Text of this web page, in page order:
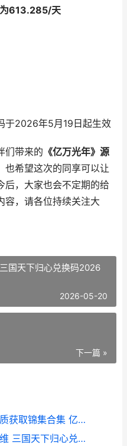
613.285/天
2026年5月19日起生效
带来的 《亿万光年》源
也希望这次的同享可以让
后，大家也会不定期的给
容，请各位持续关注大
国天下归心兑换码2026
2026-05-20
下一篇 »
《亿万光年》跃迁策略：源质获取锦集合集 亿万年星光小说在线阅读全文
《三国：天下归心》你的四维 三国天下归心兑换码2026